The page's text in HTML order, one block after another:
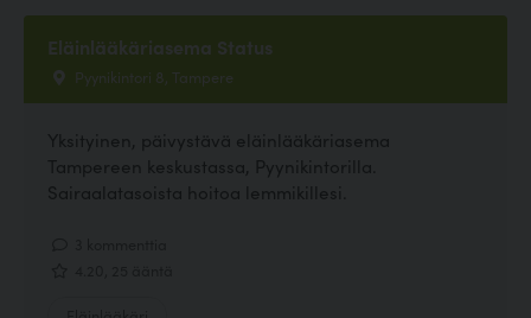
Eläinlääkäriasema Status
Pyynikintori 8, Tampere
Yksityinen, päivystävä eläinlääkäriasema
Tampereen keskustassa, Pyynikintorilla.
Sairaalatasoista hoitoa lemmikillesi.